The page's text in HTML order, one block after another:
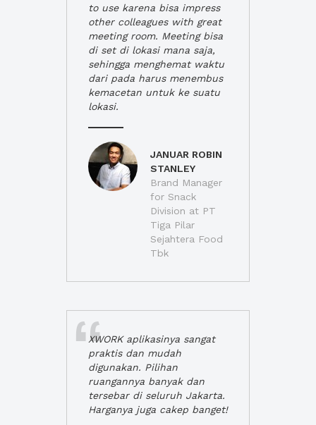
to use karena bisa impress
other colleagues with great
meeting room. Meeting bisa
di set di lokasi mana saja,
sehingga menghemat waktu
dari pada harus menembus
kemacetan untuk ke suatu
lokasi.
JANUAR ROBIN
STANLEY
Brand Manager
for Snack
Division at PT
Tiga Pilar
Sejahtera Food
Tbk
XWORK aplikasinya sangat
praktis dan mudah
digunakan. Pilihan
ruangannya banyak dan
tersebar di seluruh Jakarta.
Harganya juga cakep banget!